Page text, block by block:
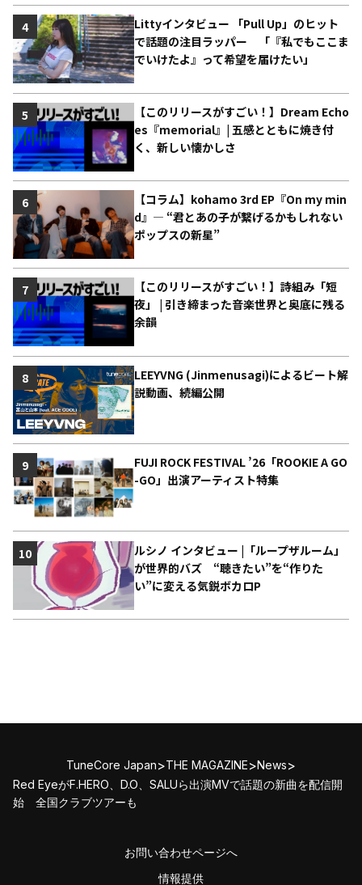
Littyインタビュー 「Pull Up」のヒット
で話題の注目ラッパー 「『私でもここま
でいけたよ』って希望を届けたい」
4
【このリリースがすごい！】Dream Echo
es『memorial』| 五感とともに焼き付
く、新しい懐かしさ
5
【コラム】kohamo 3rd EP『On my min
d』― “君とあの子が繋げるかもしれない
ポップスの新星”
6
【このリリースがすごい！】詩組み「短
夜」 | 引き締まった音楽世界と奥底に残る
余韻
7
LEEYVNG (Jinmenusagi)によるビート解
説動画、続編公開
8
FUJI ROCK FESTIVAL ’26「ROOKIE A GO
-GO」出演アーティスト特集
9
ルシノ インタビュー |「ループザルーム」
が世界的バズ “聴きたい”を“作りた
い”に変える気鋭ボカロP
10
TuneCore Japan>THE MAGAZINE>News>
Red EyeがF.HERO、D.O、SALUら出演MVで話題の新曲を配信開
始 全国クラブツアーも
お問い合わせページへ
情報提供